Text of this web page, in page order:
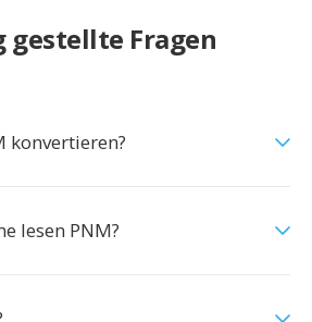
gestellte Fragen
konvertieren?
lesen PNM?